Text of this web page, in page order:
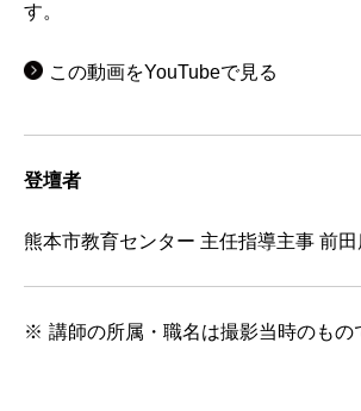
す。
この動画をYouTubeで見る
登壇者
熊本市教育センター 主任指導主事 前
講師の所属・職名は撮影当時のもの